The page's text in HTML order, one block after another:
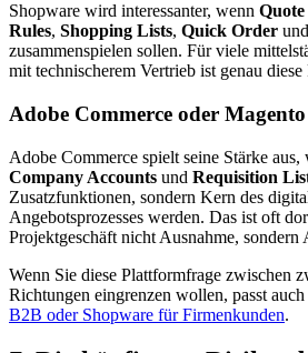
Shopware wird interessanter, wenn
Rules, Shopping Lists, Quick Order
zusammenspielen sollen. Für viele
mit technischerem Vertrieb ist genau diese
Adobe Commerce oder Magento
Adobe Commerce spielt seine Stärke aus,
Company Accounts und Requisition
Zusatzfunktionen, sondern Kern des
Angebotsprozesses werden. Das ist oft
Projektgeschäft nicht Ausnahme, sondern
Wenn Sie diese Plattformfrage zwischen
Richtungen eingrenzen wollen, passt
B2B oder Shopware für Firmenkunden.